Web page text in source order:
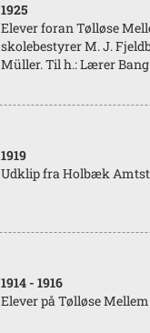
1925
Elever foran Tølløse
skolebestyrer M. J.
Müller. Til h.: Lærer
1919
Udklip fra Holbæk
1914 - 1916
Elever på Tølløse